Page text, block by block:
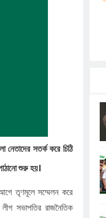
সতর্ক করে চিঠি
শুরু হয়।
আগে তৃণমূলে সম্মেলন করে
লীগ সভাপতির রাজনৈতিক